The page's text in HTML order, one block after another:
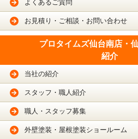
よくあるご質問
お見積り・ご相談・お問い合わせ
プロタイムズ仙台南店・
紹介
当社の紹介
スタッフ・職人紹介
職人・スタッフ募集
外壁塗装・屋根塗装ショールーム